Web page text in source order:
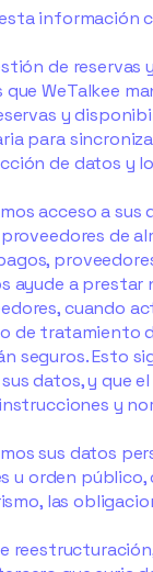
información
de reservas
WeTalkee
y
para
de datos y
acceso a
de
ayude a prestar
cuando
de tratamiento
seguros. Esto
datos, y que
y
sus datos
u orden
las